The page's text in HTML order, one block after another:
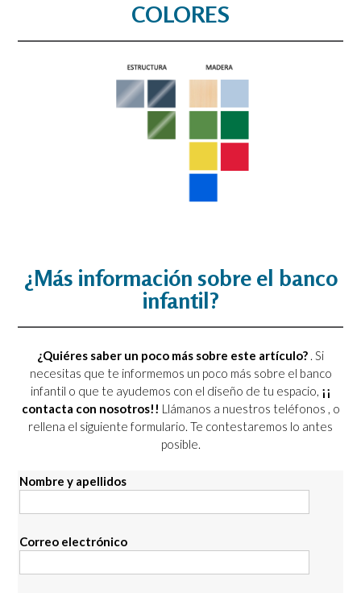
COLORES
¿Más información sobre el banco
infantil?
¿Quiéres saber un poco más sobre este artículo? . Si
necesitas que te informemos un poco más sobre el banco
infantil o que te ayudemos con el diseño de tu espacio, ¡¡
contacta con nosotros!! Llámanos a nuestros teléfonos
, o
rellena el siguiente formulario. Te contestaremos lo antes
posible.
Nombre y apellidos
Correo electrónico